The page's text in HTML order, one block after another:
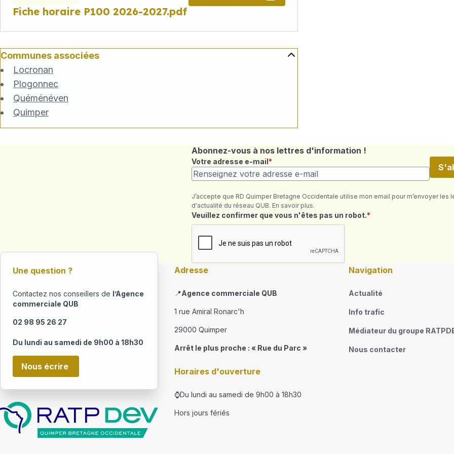
Fiche horaire P100 2026-2027.pdf
Communes associées
Locronan
Plogonnec
Quéménéven
Quimper
Abonnez-vous à nos lettres d'information !
Votre adresse e-mail
J’accepte que RD Quimper Bretagne Occidentale utilise mon email pour m’envoyer les
d'actualité du réseau QUB. En savoir plus.
Champ requis
Veuillez confirmer que vous n'êtes pas un robot.
Une question ?
Contactez nos conseillers de l’Agence
commerciale QUB
02 98 95 26 27
Du lundi au samedi de 9h00 à 18h30
Nous écrire
Adresse
📍Agence commerciale QUB
1 rue Amiral Ronarc'h
29000 Quimper
Arrêt le plus proche : « Rue du Parc »
Horaires d'ouverture
⌚Du lundi au samedi de 9h00 à 18h30
Hors jours fériés
Navigation
Actualité
Info trafic
Médiateur du groupe
Nous contacter